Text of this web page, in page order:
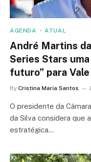
AGENDA ATUAL
André Martins
Series Stars
futuro” para
By Cristina Maria Santos
O presidente da
da Silva considera que
estratégica…